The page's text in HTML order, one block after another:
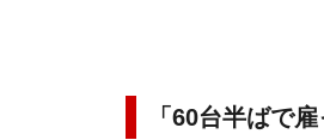
「60台半ばで